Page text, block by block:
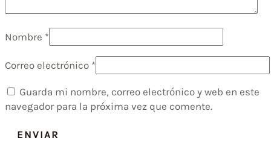
Nombre *
Correo electrónico *
Guarda mi nombre, correo electrónico y web en este
navegador para la próxima vez que comente.